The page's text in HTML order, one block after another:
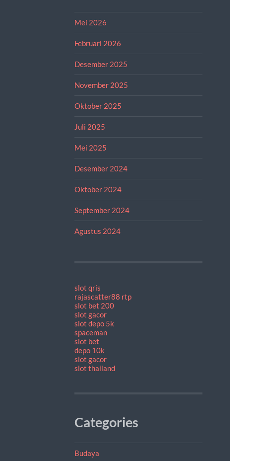
Mei 2026
Februari 2026
Desember 2025
November 2025
Oktober 2025
Juli 2025
Mei 2025
Desember 2024
Oktober 2024
September 2024
Agustus 2024
slot qris
rajascatter88 rtp
slot bet 200
slot gacor
slot depo 5k
spaceman
slot bet
depo 10k
slot gacor
slot thailand
Categories
Budaya